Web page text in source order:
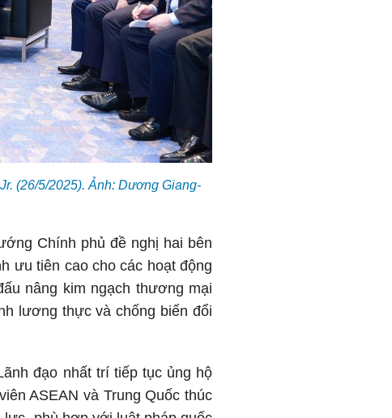
(26/5/2025). Ảnh: Dương Giang-
Chính phủ đề nghị hai bên
ưu tiên cao cho các hoạt động
nâng kim ngạch thương mại
lương thực và chống biến đổi
đạo nhất trí tiếp tục ủng hộ
ASEAN và Trung Quốc thúc